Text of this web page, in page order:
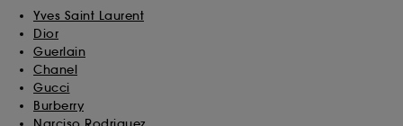
Yves Saint Laurent
Dior
Guerlain
Chanel
Gucci
Burberry